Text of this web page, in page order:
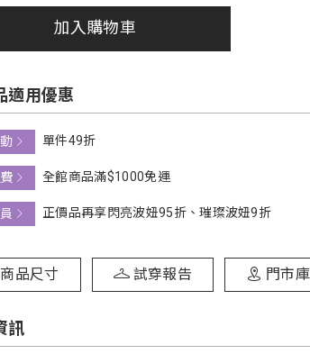
加入購物車
適用優惠
單件49折
全館商品滿$1000免運
正價品再享閃亮波妞95折、璀璨波妞9折
商品尺寸 試穿報告 門市
訊